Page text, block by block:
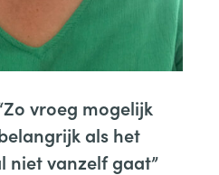
vroeg mogelijk
als het
niet vanzelf gaat”